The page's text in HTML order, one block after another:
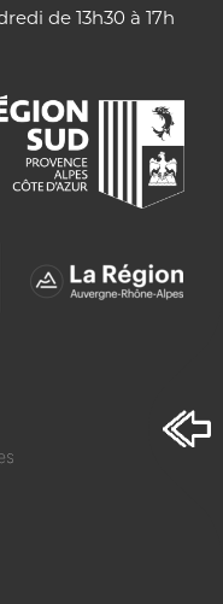
de 13h30 à 17h